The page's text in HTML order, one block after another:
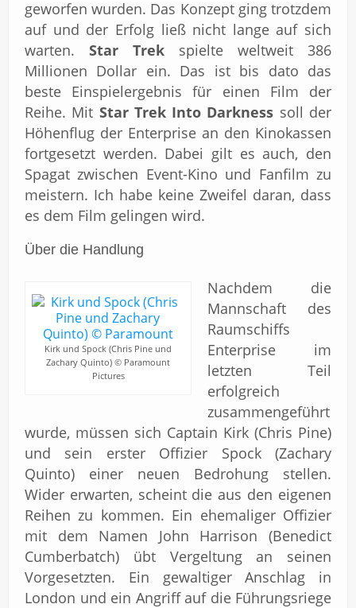
geworfen wurden. Das Konzept ging trotzdem
auf und der Erfolg ließ nicht lange auf sich
warten. Star Trek spielte weltweit 386
Millionen Dollar ein. Das ist bis dato das
beste Einspielergebnis für einen Film der
Reihe. Mit Star Trek Into Darkness soll der
Höhenflug der Enterprise an den Kinokassen
fortgesetzt werden. Dabei gilt es auch, den
Spagat zwischen Event-Kino und Fanfilm zu
meistern. Ich habe keine Zweifel daran, dass
es dem Film gelingen wird.
Über die Handlung
Kirk und Spock (Chris Pine und
Zachary Quinto) © Paramount
Pictures
Nachdem die
Mannschaft des
Raumschiffs
Enterprise im
letzten Teil
erfolgreich
zusammengeführt
wurde, müssen sich Captain Kirk (Chris Pine)
und sein erster Offizier Spock (Zachary
Quinto) einer neuen Bedrohung stellen.
Wider erwarten, scheint die aus den eigenen
Reihen zu kommen. Ein ehemaliger Offizier
mit dem Namen John Harrison (Benedict
Cumberbatch) übt Vergeltung an seinen
Vorgesetzten. Ein gewaltiger Anschlag in
London und ein Angriff auf die Führungsriege